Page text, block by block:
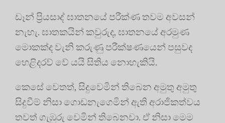
ඩෑන් ප්‍රියසාද් ඝාතනයේ පරීක්ණ තවම අවසන්
නැහැ. ඝාතකයින් කවුරුද, ඝාතනයේ අරමුණ
මොකක්ද වැනි කරුණු පරීක්ෂණයෙන් පසුවද
හෙළිදරව් වේ යයි සිතිය නොහැකියි.
කෙසේ වෙතත්, සිදුවෙමින් තිබෙන අමුතු අමුතු
සිදුවීම් නිසා ගොඩනැගෙමින් ඇති අරාජිකත්වය
තවත් ගැඹුරු වෙමින් තිබෙනවා. ඒ නිසා මෙම